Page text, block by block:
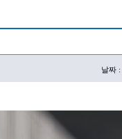
날짜 :